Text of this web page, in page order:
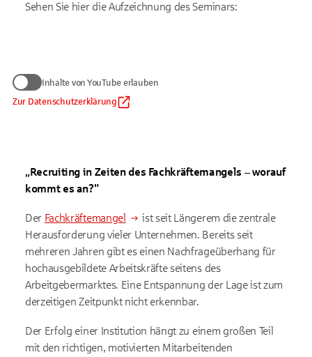
Sehen Sie hier die Aufzeichnung des Seminars:
Inhalte von YouTube erlauben
Zur Datenschutzerklärung
zum Anzeigen von YouTube-Videos
Daten werden nur an Google übermittelt, soweit dies für die
Einbindung von YouTube erforderlich ist. Informationen finden
Länder ohne der EU gleichwertiges Datenschutzniveau (z. B.
USA). Informationen finden Sie
Inhalte von YouTube erlauben
„Recruiting in Zeiten des Fachkräftemangels – worauf
kommt es an?"
Der Fachkräftemangel
ist seit Längerem die zentrale
Herausforderung vieler Unternehmen. Bereits seit
mehreren Jahren gibt es einen Nachfrageüberhang für
hochausgebildete Arbeitskräfte seitens des
Arbeitgebermarktes. Eine Entspannung der Lage ist zum
derzeitigen Zeitpunkt nicht erkennbar.
Der Erfolg einer Institution hängt zu einem großen Teil
mit den richtigen, motivierten Mitarbeitenden